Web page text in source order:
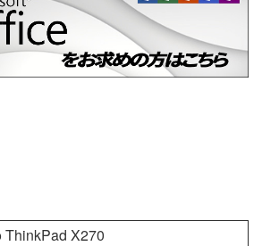
ThinkPad X270